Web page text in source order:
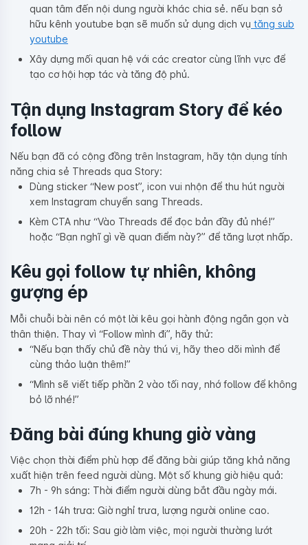
quan tâm đến nội dung người khác chia sẻ. nếu bạn sở
hữu kênh youtube bạn sẽ muốn sử dụng dịch vụ tăng sub
youtube
Xây dựng mối quan hệ với các creator cùng lĩnh vực để
tạo cơ hội hợp tác và tăng độ phủ.
Tận dụng Instagram Story để kéo
follow
Nếu bạn đã có cộng đồng trên Instagram, hãy tận dụng tính
năng chia sẻ Threads qua Story:
Dùng sticker “New post”, icon vui nhộn để thu hút người
xem Instagram chuyển sang Threads.
Kèm CTA như “Vào Threads để đọc bản đầy đủ nhé!”
hoặc “Bạn nghĩ gì về quan điểm này?” để tăng lượt nhấp.
Kêu gọi follow tự nhiên, không
gượng ép
Mỗi chuỗi bài nên có một lời kêu gọi hành động ngắn gọn và
thân thiện. Thay vì “Follow mình đi”, hãy thử:
“Nếu bạn thấy chủ đề này thú vị, hãy theo dõi mình để
cùng thảo luận thêm!”
“Mình sẽ viết tiếp phần 2 vào tối nay, nhớ follow để không
bỏ lỡ nhé!”
Đăng bài đúng khung giờ vàng
Việc chọn thời điểm phù hợp để đăng bài giúp tăng khả năng
xuất hiện trên feed người dùng. Một số khung giờ hiệu quả:
7h - 9h sáng: Thời điểm người dùng bắt đầu ngày mới.
12h - 14h trưa: Giờ nghỉ trưa, lượng người online cao.
20h - 22h tối: Sau giờ làm việc, mọi người thường lướt